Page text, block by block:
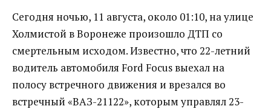
Сегодня ночью, 11 августа, около 01:10, на улице
Холмистой в Воронеже произошло ДТП со
смертельным исходом. Известно, что 22-летний
водитель автомобиля Ford Focus выехал на
полосу встречного движения и врезался во
встречный «ВАЗ-21122», которым управлял 23-